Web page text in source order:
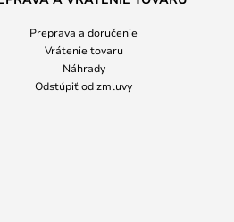
Preprava a doručenie
Vrátenie tovaru
Náhrady
Odstúpiť od zmluvy